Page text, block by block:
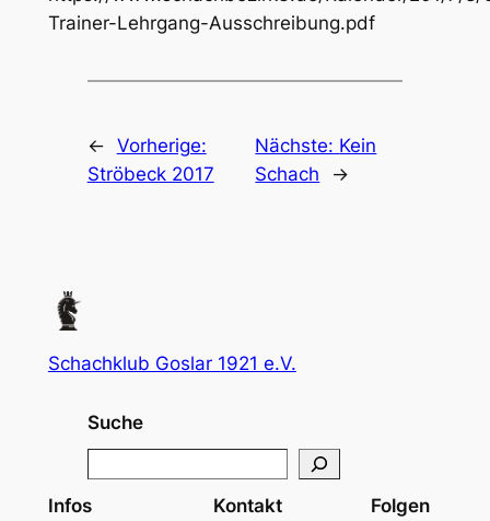
Trainer-Lehrgang-Ausschreibung.pdf
← Vorherige:
Ströbeck 2017
Nächste: Kein
Schach
→
Schachklub Goslar 1921 e.V.
Suche
Infos Kontakt Folgen